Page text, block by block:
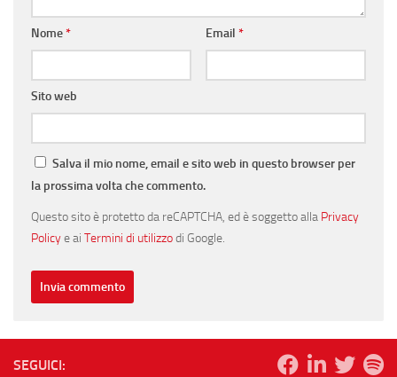
Nome* Email *
Sito web
Salva il mio nome, email e sito web in questo browser per
la prossima volta che commento.
Questo sito è protetto da reCAPTCHA, ed è soggetto alla Privacy
Policye ai Termini di utilizzodi Google.
SEGUICI: